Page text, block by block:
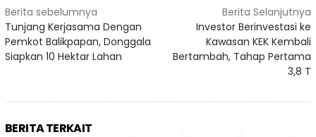
Navigasi
pos
Berita sebelumnya
Tunjang Kerjasama Dengan
Pemkot Balikpapan, Donggala
Siapkan 10 Hektar Lahan
Berita Selanjutnya
Investor Berinvestasi ke
Kawasan KEK Kembali
Bertambah, Tahap Pertama
3,8 T
BERITA TERKAIT